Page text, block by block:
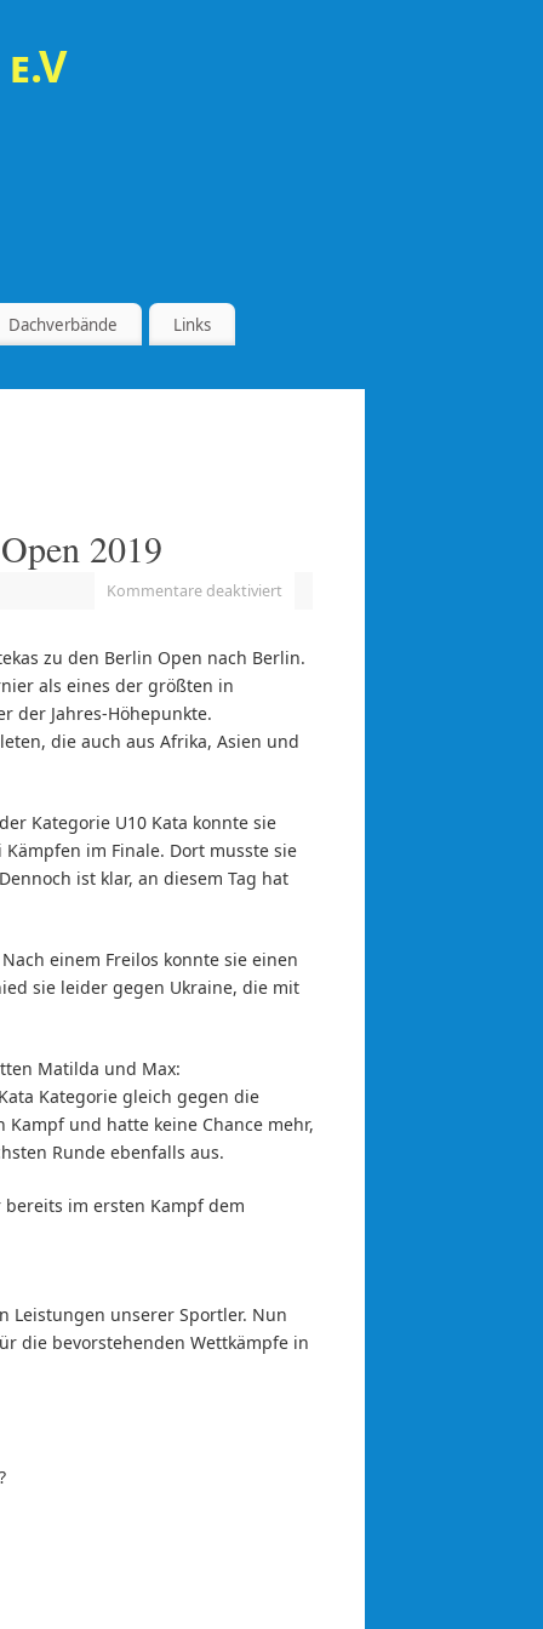
Dachverbände Links
2019
Kommentare deaktiviert
zu den Berlin Open nach Berlin.
als eines der größten in
der Jahres-Höhepunkte.
die auch aus Afrika, Asien und
Kategorie U10 Kata konnte sie
im Finale. Dort musste sie
ist klar, an diesem Tag hat
einem Freilos konnte sie einen
sie leider gegen Ukraine, die mit
Matilda und Max:
Kategorie gleich gegen die
und hatte keine Chance mehr,
Runde ebenfalls aus.
im ersten Kampf dem
Leistungen unserer Sportler. Nun
die bevorstehenden Wettkämpfe in